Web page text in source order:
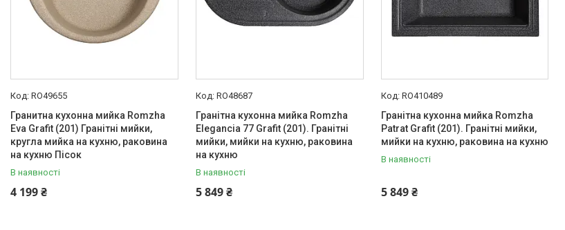
RO49655
Гранитна кухонна мийка Romzha
Eva Grafit (201) Гранітні мийки,
кругла мийка на кухню, раковина
на кухню Пісок
В наявності
4 199 ₴
RO48687
Гранітна кухонна мийка Romzha
Elegancia 77 Grafit (201). Гранітні
мийки, мийки на кухню, раковина
на кухню
В наявності
5 849 ₴
RO410489
Гранітна кухонна мийка Romzha
Patrat Grafit (201). Гранітні мийки,
мийки на кухню, раковина на кухню
В наявності
5 849 ₴